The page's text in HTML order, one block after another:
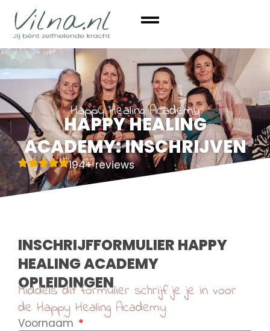
Happy Healing Academy
HAPPY HEALING
ACADEMY: INSCHRIJVEN
194+ reviews
INSCHRIJFFORMULIER HAPPY
HEALING ACADEMY
OPLEIDINGEN
Middels dit formulier schrijf je je in voor
de Happy Healing Academy
Voornaam